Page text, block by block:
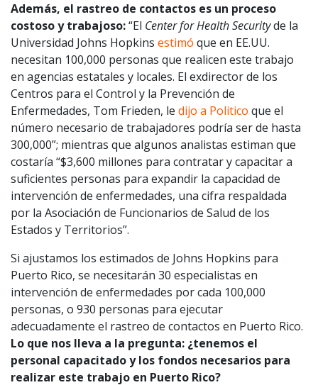
Además, el rastreo de contactos es un proceso
costoso y trabajoso:“El Center for Health Securityde la
Universidad Johns Hopkins estimó que en EE.UU.
necesitan 100,000 personas que realicen este trabajo
en agencias estatales y locales. El exdirector de los
Centros para el Control y la Prevención de
Enfermedades, Tom Frieden, le dijo a Politico que el
número necesario de trabajadores podría ser de hasta
300,000”; mientras que algunos analistas estiman que
costaría “$3,600 millones para contratar y capacitar a
suficientes personas para expandir la capacidad de
intervención de enfermedades, una cifra respaldada
por la Asociación de Funcionarios de Salud de los
Estados y Territorios”.
Si ajustamos los estimados de Johns Hopkins para
Puerto Rico, se necesitarán 30 especialistas en
intervención de enfermedades por cada 100,000
personas, o 930 personas para ejecutar
adecuadamente el rastreo de contactos en Puerto Rico.
Lo que nos lleva a la pregunta: ¿tenemos el
personal capacitado y los fondos necesarios para
realizar este trabajo en Puerto Rico?